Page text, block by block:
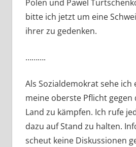
Polen und Pawel
bitte ich jetzt um eine
ihrer zu gedenken.
……….
Als Sozialdemokrat sehe ich
meine oberste Pflicht gegen
Land zu kämpfen. Ich rufe
dazu auf Stand zu halten.
scheut keine Diskussionen